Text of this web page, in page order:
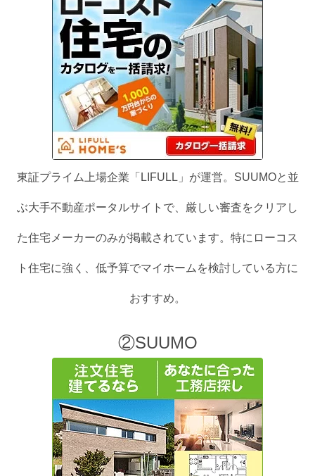
東証プライム上場企業「LIFULL」が運営。SUUMOと並
ぶ大手不動産ポータルサイトで、厳しい審査をクリアし
た住宅メーカーのみが掲載されています。特にローコス
ト住宅に強く、低予算でマイホームを検討している方に
おすすめ。
②SUUMO